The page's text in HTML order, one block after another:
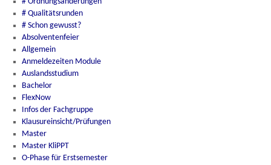
# Qualitätsrunden
# Schon gewusst?
Absolventenfeier
Allgemein
Anmeldezeiten Module
Auslandsstudium
Bachelor
FlexNow
Infos der Fachgruppe
Klausureinsicht/Prüfungen
Master
Master KliPPT
O-Phase für Erstsemester